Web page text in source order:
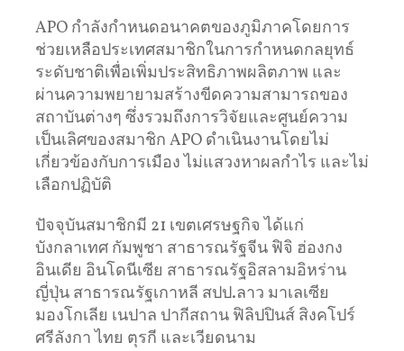
APO กำลังกำหนดอนาคตของภูมิภาคโดยการ
ช่วยเหลือประเทศสมาชิกในการกำหนดกลยุทธ์
ระดับชาติเพื่อเพิ่มประสิทธิภาพผลิตภาพ และ
ผ่านความพยายามสร้างขีดความสามารถของ
สถาบันต่างๆ ซึ่งรวมถึงการวิจัยและศูนย์ความ
เป็นเลิศของสมาชิก APO ดำเนินงานโดยไม่
เกี่ยวข้องกับการเมือง ไม่แสวงหาผลกำไร และไม่
เลือกปฏิบัติ
ปัจจุบันสมาชิกมี 21 เขตเศรษฐกิจ ได้แก่
บังกลาเทศ กัมพูชา สาธารณรัฐจีน ฟิจิ ฮ่องกง
อินเดีย อินโดนีเซีย สาธารณรัฐอิสลามอิหร่าน
ญี่ปุ่น สาธารณรัฐเกาหลี สปป.ลาว มาเลเซีย
มองโกเลีย เนปาล ปากีสถาน ฟิลิปปินส์ สิงคโปร์
ศรีลังกา ไทย ตุรกี และเวียดนาม